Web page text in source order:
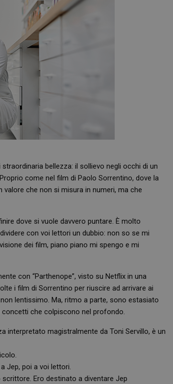
bellezza: il sollievo negli occhi di un
come nel film di Paolo Sorrentino, dove la
che non si misura in numeri, ma che
dove si vuole davvero puntare. È molto
con voi lettori un dubbio: non so se mi
dei film, piano piano mi spengo e mi
con “Parthenope”, visto su Netflix in una
i film di Sorrentino per riuscire ad arrivare ai
lentissimo. Ma, ritmo a parte, sono estasiato
che colpiscono nel profondo.
interpretato magistralmente da Toni Servillo, è un
Jep, poi a voi lettori.
scrittore. Ero destinato a diventare Jep